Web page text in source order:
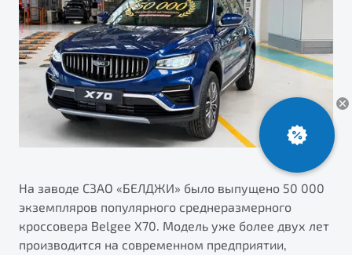
Яркий кроссовер
от 2 219 990 ₽*
Обзор В наличии
Автокредит
Трейд-ин
Страхование
Расчет КАСКО
ПОДДЕРЖКА
Гарантия Belgee
Клиентская поддержка
Помощь на дорогах
Belgee Линк
Belgee Плюс
Реферальная программа
О дилерском центре
Правовая информация
На заводе СЗАО «БЕЛДЖИ» было выпущено 50 000
экземпляров популярного среднеразмерного
кроссовера Belgee X70. Модель уже более двух лет
производится на современном предприятии,